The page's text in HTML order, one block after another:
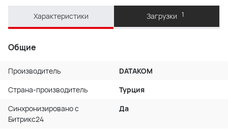
Характеристики Загрузки 1
Общие
Производитель
DATAKOM
Страна-производитель
Турция
Синхронизировано с
Битрикс24
Да